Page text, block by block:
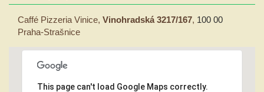
Caffé Pizzeria Vinice, Vinohradská 3217/167, 100 00
Praha-Strašnice
This page can't load Google Maps correctly.